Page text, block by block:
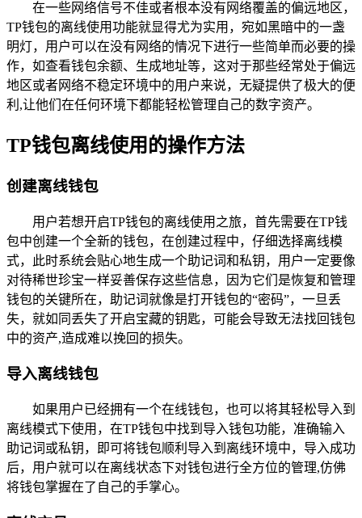
在一些网络信号不佳或者根本没有网络覆盖的偏远地区，
TP钱包的离线使用功能就显得尤为实用，宛如黑暗中的一盏
明灯，用户可以在没有网络的情况下进行一些简单而必要的操
作，如查看钱包余额、生成地址等，这对于那些经常处于偏远
地区或者网络不稳定环境中的用户来说，无疑提供了极大的便
利,让他们在任何环境下都能轻松管理自己的数字资产。
TP钱包离线使用的操作方法
创建离线钱包
用户若想开启TP钱包的离线使用之旅，首先需要在TP钱
包中创建一个全新的钱包，在创建过程中，仔细选择离线模
式，此时系统会贴心地生成一个助记词和私钥，用户一定要像
对待稀世珍宝一样妥善保存这些信息，因为它们是恢复和管理
钱包的关键所在，助记词就像是打开钱包的“密码”，一旦丢
失，就如同丢失了开启宝藏的钥匙，可能会导致无法找回钱包
中的资产,造成难以挽回的损失。
导入离线钱包
如果用户已经拥有一个在线钱包，也可以将其轻松导入到
离线模式下使用，在TP钱包中找到导入钱包功能，准确输入
助记词或私钥，即可将钱包顺利导入到离线环境中，导入成功
后，用户就可以在离线状态下对钱包进行全方位的管理,仿佛
将钱包掌握在了自己的手掌心。